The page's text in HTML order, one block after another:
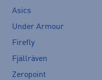
Asics
Under Armour
Firefly
Fjällräven
Zeropoint